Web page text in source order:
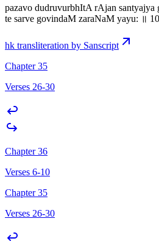
pazavo dudruvurbhItA rAjan
te sarve govindaM zaraNaM yayu: ॥
hk transliteration by Sanscript
Chapter 35
Verses 26-30
Chapter 36
Verses 6-10
Chapter 35
Verses 26-30